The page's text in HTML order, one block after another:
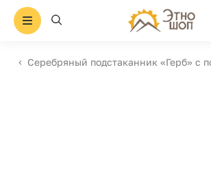
Серебряный подстаканник «Герб» с